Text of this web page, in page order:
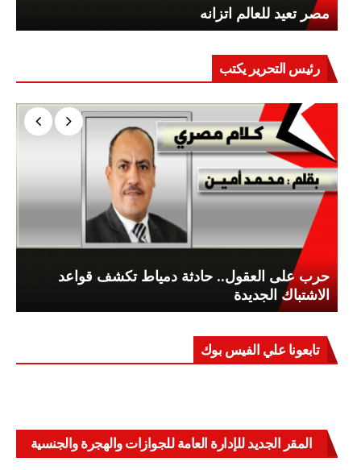
مصر تعيد للعالم اتزانه
رئيس التحرير يكتب
حرب على العقول.. حادثة دمياط تكشف قواعد
الاشتباك الجديدة
تابعونا علي الفيس بوك
المقر الجديد للإدارة العامة للجوازات والهجرة والجنسية